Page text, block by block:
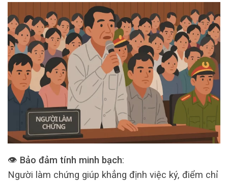
👁️ Bảo đảm tính minh bạch:
Người làm chứng giúp khẳng định việc ký, điểm chỉ